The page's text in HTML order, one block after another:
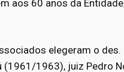
aos 60 anos da
elegeram o
1963), juiz Pedro